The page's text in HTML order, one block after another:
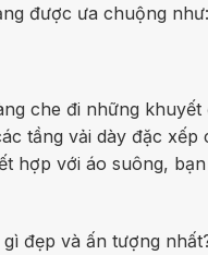
được ưa chuộng như:
che đi những
tầng vải dày đặc
hợp với áo suông,
đẹp và ấn tượng